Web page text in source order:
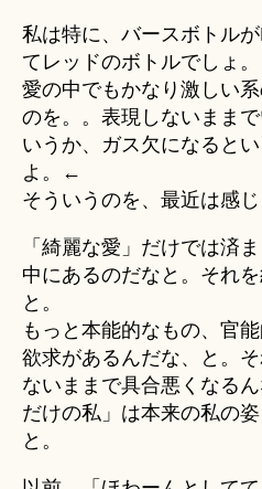
私は特に、バースボトル
てレッドのボトルでしょ。
愛の中でもかなり激しい
のを。。表現しないまま
いうか、ガス欠になると
よ。←
そういうのを、最近は感じ
「綺麗な愛」だけでは済
中にあるのだなと。それ
と。
もっと本能的なもの、官
欲求があるんだな、と。
ないままで具合悪くなる
だけの私」は本来の私の姿
と。